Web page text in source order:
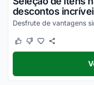
descontos
Este cupom funcionou
Este cupom não